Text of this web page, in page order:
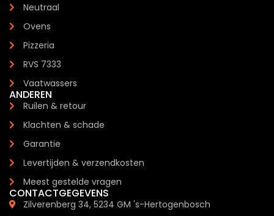
Neutraal
Ovens
Pizzeria
RVS 7333
Vaatwassers
ANDEREN
Ruilen & retour
Klachten & schade
Garantie
Levertijden & verzendkosten
Meest gestelde vragen
CONTACTGEGEVENS
Zilverenberg 34, 5234 GM 's-Hertogenbosch